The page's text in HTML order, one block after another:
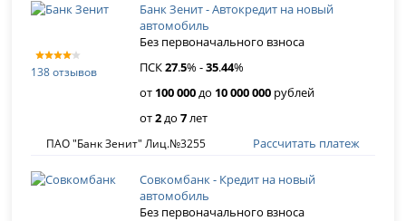
138 отзывов
Банк Зенит - Автокредит на новый
автомобиль
Без первоначального взноса
ПСК27.5% -35.44%
от 100 000до 10 000 000 рублей
от2до7лет
ПАО "Банк Зенит" Лиц.№3255 Рассчитать платеж
Совкомбанк - Кредит на новый
автомобиль
Без первоначального взноса